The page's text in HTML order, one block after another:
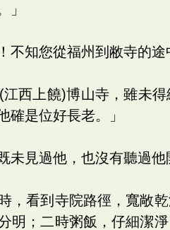
」
不知您從福州到敝寺的
西上饒)博山寺，雖未
確是位好長老。」
未見過他，也沒有聽過他
，看到寺院路徑，寬敞
明；二時粥飯，仔細潔